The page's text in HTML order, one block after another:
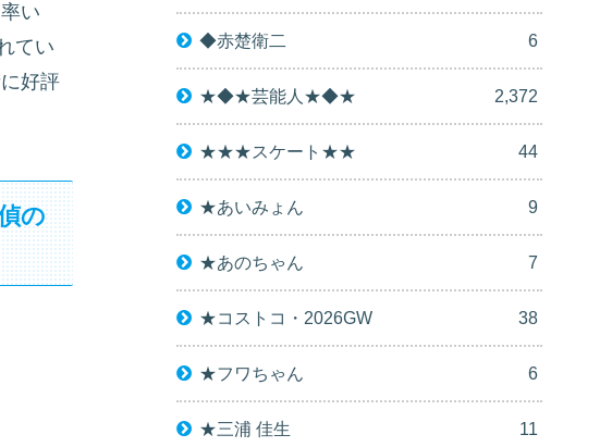
い
てい
好評
の
◆赤楚衛二 6
★◆★芸能人★◆★ 2,372
★★★スケート★★ 44
★あいみょん 9
★あのちゃん 7
★コストコ・2026GW 38
★フワちゃん 6
★三浦 佳生 11